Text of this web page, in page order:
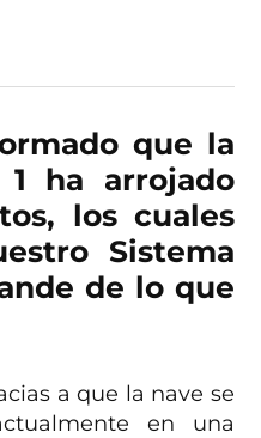
que la
1 ha arrojado
los cuales
Sistema
de lo que
a que la nave se
en una